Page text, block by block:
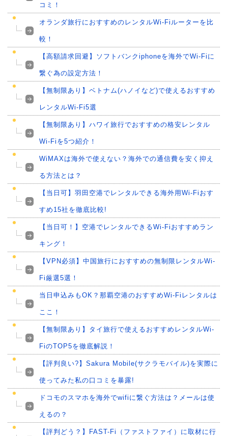
コミ！
オランダ旅行におすすめのレンタルWi-Fiルーターを比
較！
【高額請求回避】ソフトバンクiphoneを海外でWi-Fiに
繋ぐ為の設定方法！
【無制限あり】ベトナム(ハノイなど)で使えるおすすめ
レンタルWi-Fi5選
【無制限あり】ハワイ旅行でおすすめの格安レンタル
Wi-Fiを5つ紹介！
WiMAXは海外で使えない？海外での通信費を安く抑え
る方法とは？
【当日可】羽田空港でレンタルできる海外用Wi-Fiおす
すめ15社を徹底比較!
【当日可！】空港でレンタルできるWi-Fiおすすめラン
キング！
【VPN必須】中国旅行におすすめの無制限レンタルWi-
Fi厳選5選！
当日申込みもOK？那覇空港のおすすめWi-Fiレンタルは
ここ！
【無制限あり】タイ旅行で使えるおすすめレンタルWi-
FiのTOP5を徹底解説！
【評判良い?】Sakura Mobile(サクラモバイル)を実際に
使ってみた私の口コミを暴露!
ドコモのスマホを海外でwifiに繋ぐ方法は？メールは使
えるの？
【評判どう？】FAST-Fi（ファストファイ）に取材に行